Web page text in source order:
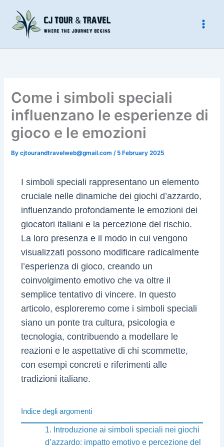
content
Come i simboli speciali
influenzano le esperienze di
gioco e le emozioni
Bycjtourandtravelweb@gmail.com/ 5 February 2025
I simboli speciali rappresentano un elemento
cruciale nelle dinamiche dei giochi d’azzardo,
influenzando profondamente le emozioni dei
giocatori italiani e la percezione del rischio.
La loro presenza e il modo in cui vengono
visualizzati possono modificare radicalmente
l’esperienza di gioco, creando un
coinvolgimento emotivo che va oltre il
semplice tentativo di vincere. In questo
articolo, esploreremo come i simboli speciali
siano un ponte tra cultura, psicologia e
tecnologia, contribuendo a modellare le
reazioni e le aspettative di chi scommette,
con esempi concreti e riferimenti alle
tradizioni italiane.
Indice degli argomenti
1. Introduzione ai simboli speciali nei giochi
d’azzardo: impatto emotivo e percezione del